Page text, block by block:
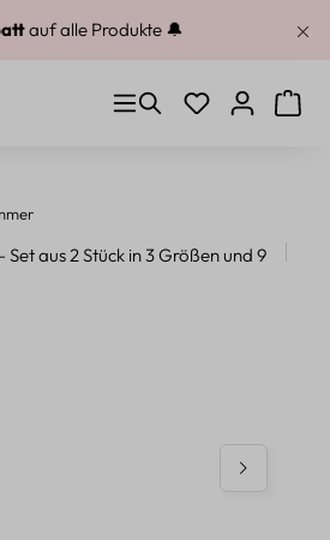
auf alle Produkte 🔔
Du hast 0